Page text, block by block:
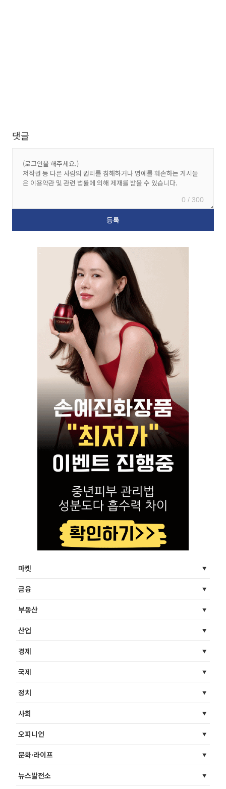
댓글
0 / 300
마켓
금융
부동산
산업
경제
국제
정치
사회
오피니언
문화·라이프
뉴스발전소